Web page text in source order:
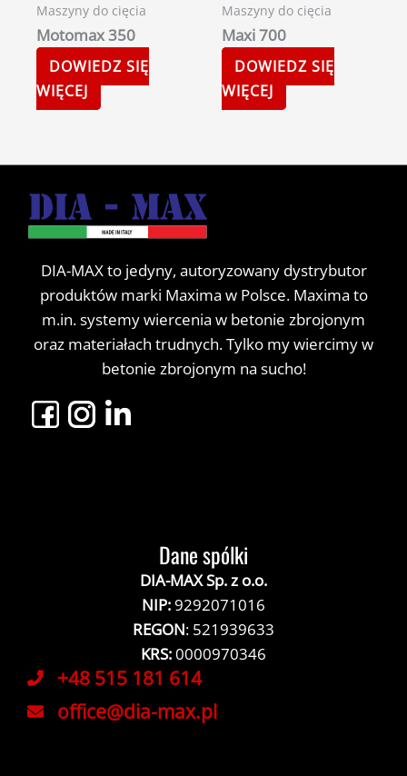
Maszyny do cięcia
Motomax 350
DOWIEDZ SIĘ
WIĘCEJ
Maszyny do cięcia
Maxi 700
DOWIEDZ SIĘ
WIĘCEJ
DIA-MAX to jedyny, autoryzowany dystrybutor
produktów marki Maxima w Polsce. Maxima to
m.in. systemy wiercenia w betonie zbrojonym
oraz materiałach trudnych. Tylko my wiercimy w
betonie zbrojonym na sucho!
Dane spólki
DIA-MAX Sp. z o.o.
NIP:9292071016
REGON: 521939633
KRS:0000970346
+48 515 181 614
office@dia-max.pl